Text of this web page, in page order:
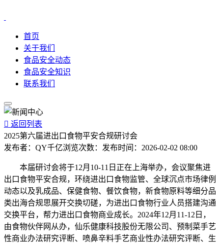
首页
关于我们
食品安全动态
食品安全知识
联系我们
 返回列表
2025第六届进出口食物平安合规研讨会
发布者： QY千亿浏览次数： 发布时间： 2026-02-02 08:00
本届研讨会将于12月10-11日正在上海举办，会议聚焦进
出口食物平安合规，环绕进出口食物监管、全球沉点市场律例
动态以及乳成品、保健食物、餐饮食物，新食物原料等细分品
类出海合规思展开交换切磋，为进出口食物行业人员搭建沟通
交换平台，帮力进出口食物商业成长。2024年12月11-12日，
由食物伙伴网从办，仙乐健康科技股份无限公司、预制菜手艺
性商业办法研究评断、喷鼻辛料手艺商业性办法研究评断、生